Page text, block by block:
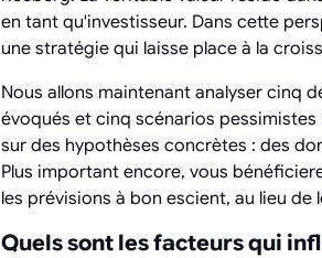
en tant qu'investisseur. Dans cette
une stratégie qui laisse place à la
Nous allons maintenant analyser cinq
évoqués et cinq scénarios
sur des hypothèses concrètes : des
Plus important encore, vous
les prévisions à bon escient, au lieu
Quels sont les facteurs qui